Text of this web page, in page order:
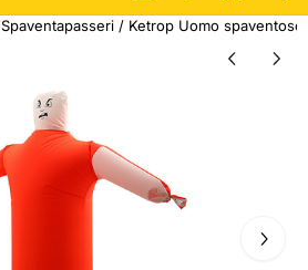
Spaventapasseri / Ketrop Uomo spaventoso